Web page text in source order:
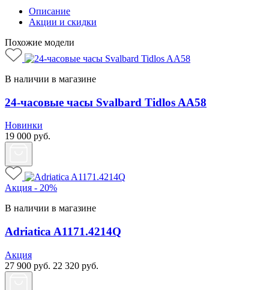
Описание
Акции и скидки
Похожие модели
В наличии в магазине
24-часовые часы Svalbard Tidlos AA58
Новинки
19 000 руб.
Акция - 20%
В наличии в магазине
Adriatica A1171.4214Q
Акция
27 900 руб. 22 320 руб.